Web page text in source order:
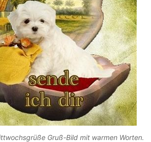
Gruß-Bild mit warmen Worten.